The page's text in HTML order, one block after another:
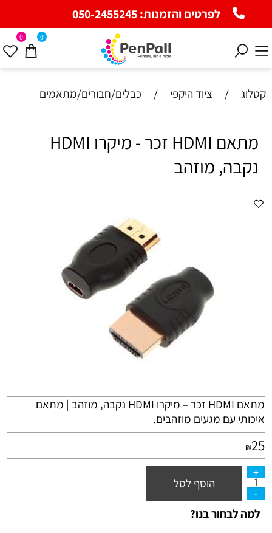
לפרטים והזמנות:050-2455245
0 0
קטלוג / ציוד היקפי / כבלים/חבורים/מתאמים
מתאם HDMI זכר - מיקרו HDMI
נקבה, מוזהב
מתאם HDMI זכר – מיקרו HDMI נקבה, מוזהב | מתאם
איכותי עם מגעים מוזהבים.
₪25
הוסף לסל
למה לבחור בנו?